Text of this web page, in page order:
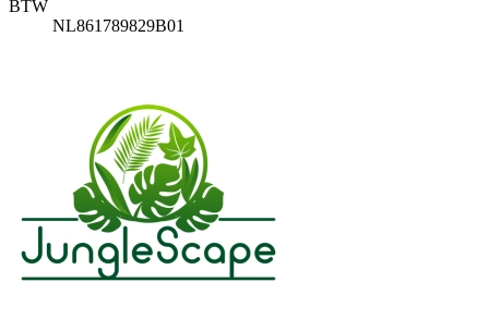
BTW
NL861789829B01